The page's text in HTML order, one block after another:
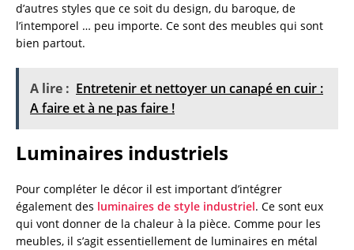
d’autres styles que ce soit du design, du baroque, de
l’intemporel … peu importe. Ce sont des meubles qui sont
bien partout.
A lire : Entretenir et nettoyer un canapé en cuir :
A faire et à ne pas faire !
Luminaires industriels
Pour compléter le décor il est important d’intégrer
également des luminaires de style industriel. Ce sont eux
qui vont donner de la chaleur à la pièce. Comme pour les
meubles, il s’agit essentiellement de luminaires en métal